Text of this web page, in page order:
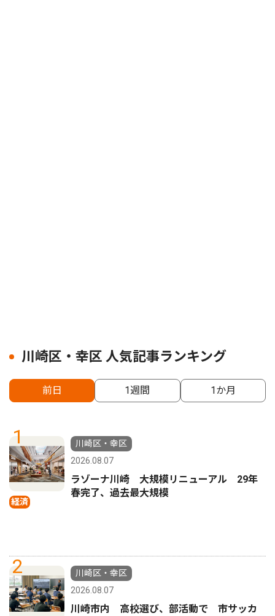
川崎区・幸区 人気記事ランキング
前日 1週間 1か月
1
経済
川崎区・幸区
2026.08.07
ラゾーナ川崎 大規模リニューアル 29年
春完了、過去最大規模
2
川崎区・幸区
2026.08.07
川崎市内 高校選び、部活動で 市サッカ